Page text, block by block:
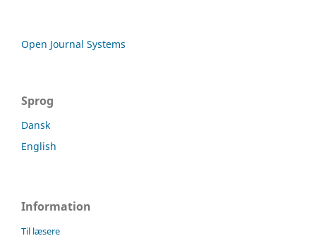
Open Journal Systems
Sprog
Dansk
English
Information
Til læsere